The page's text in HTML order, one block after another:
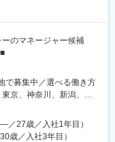
とがやりがいです。地
ましょう
て働ける会社：
境を作る。そんな思い
ーのマネージャー候補
募集中／選べる働き方
京、神奈川、新潟、三
、青森、岩手、宮城、
馬、埼玉、千葉、東京、
／27歳／入社1年目）
歳／入社3年目）